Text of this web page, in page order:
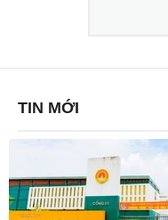
TIN MỚI